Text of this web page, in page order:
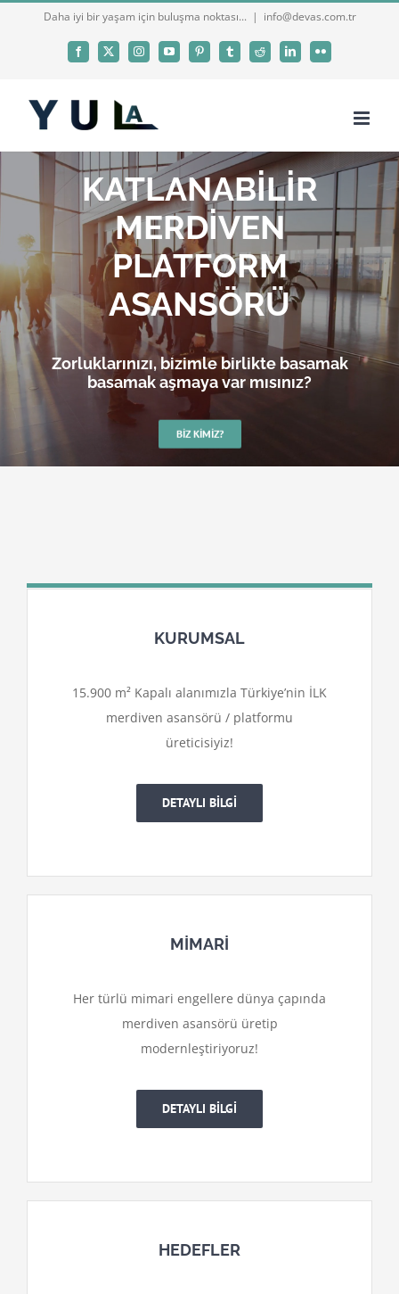
Daha iyi bir yaşam için buluşma noktası... | info@devas.com.tr
Facebook
X InstagramYouTubePinterestTumblrReddit LinkedInFlickr
KATLANABİLİR
MERDİVEN
PLATFORM
ASANSÖRÜ
Zorluklarınızı, bizimle birlikte basamak
basamak aşmaya var mısınız?
BIZ KIMIZ?
KURUMSAL
15.900 m² Kapalı alanımızla Türkiye’nin İLK
merdiven asansörü / platformu
üreticisiyiz!
DETAYLI BİLGİ
MİMARİ
Her türlü mimari engellere dünya çapında
merdiven asansörü üretip
modernleştiriyoruz!
DETAYLI BİLGİ
HEDEFLER